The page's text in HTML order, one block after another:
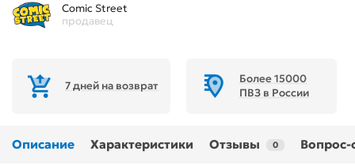
Comic Street
продавец
7 дней на возврат
Более 15000
ПВЗ в России
Описание Характеристики Отзывы 0 Вопрос-